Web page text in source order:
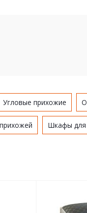
Угловые прихожие
Шкафы для